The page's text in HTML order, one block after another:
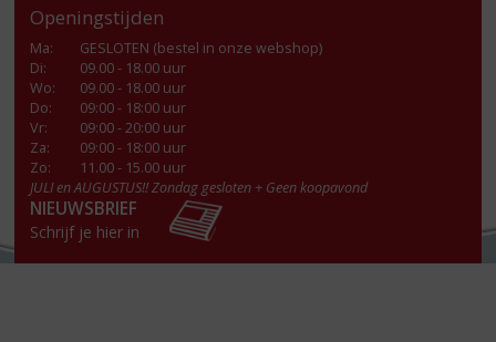
Openingstijden
Ma:
GESLOTEN (bestel in onze webshop)
Di:
09.00 - 18.00 uur
Wo:
09.00 - 18.00 uur
Do:
09:00 - 18:00 uur
Vr:
09:00 - 20:00 uur
Za:
09:00 - 18:00 uur
Zo:
11.00 - 15.00 uur
JULI en AUGUSTUS!! Zondag gesloten + Geen koopavond
NIEUWSBRIEF
Schrijf je hier in